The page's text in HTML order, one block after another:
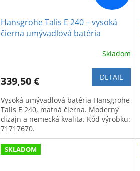
Hansgrohe Talis E 240 – vysoká
čierna umývadlová batéria
Skladom
339,50 € DETAIL
Vysoká umývadlová batéria Hansgrohe
Talis E 240, matná čierna. Moderný
dizajn a nemecká kvalita. Kód výrobku:
71717670.
SKLADOM